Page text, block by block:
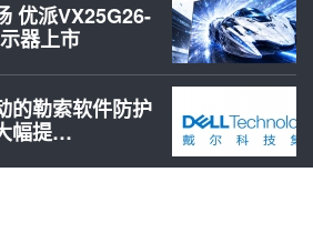
优派VX25G26-
器上市
的勒索软件防护
幅提…